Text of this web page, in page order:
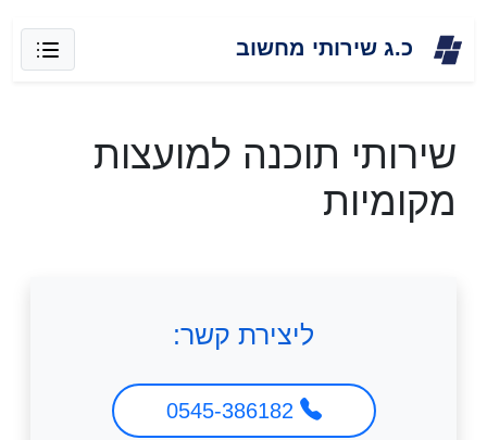
כ.ג שירותי מחשוב
שירותי תוכנה למועצות
מקומיות
ליצירת קשר: